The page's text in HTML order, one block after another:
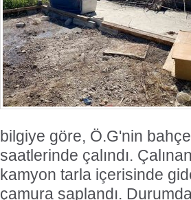
bilgiye göre, Ö.G'nin
saatlerinde çalındı.
kamyon tarla içerisinde
çamura saplandı.